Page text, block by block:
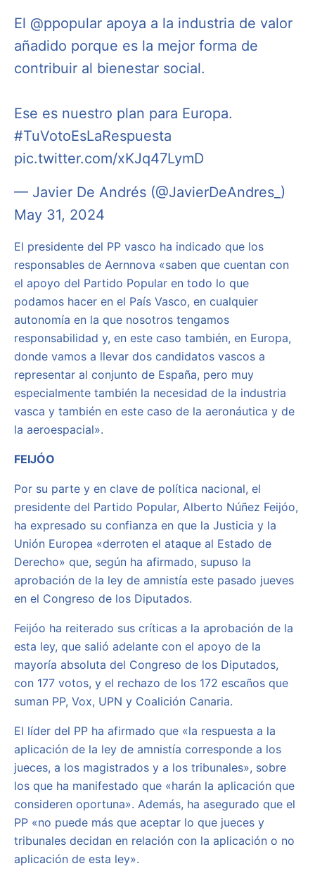
El @ppopular apoya a la industria de valor
añadido porque es la mejor forma de
contribuir al bienestar social.
Ese es nuestro plan para Europa.
#TuVotoEsLaRespuesta
pic.twitter.com/xKJq47LymD
— Javier De Andrés (@JavierDeAndres_)
May 31, 2024
El presidente del PP vasco ha indicado que los
responsables de Aernnova «saben que cuentan con
el apoyo del Partido Popular en todo lo que
podamos hacer en el País Vasco, en cualquier
autonomía en la que nosotros tengamos
responsabilidad y, en este caso también, en Europa,
donde vamos a llevar dos candidatos vascos a
representar al conjunto de España, pero muy
especialmente también la necesidad de la industria
vasca y también en este caso de la aeronáutica y de
la aeroespacial».
FEIJÓO
Por su parte y en clave de política nacional, el
presidente del Partido Popular, Alberto Núñez Feijóo,
ha expresado su confianza en que la Justicia y la
Unión Europea «derroten el ataque al Estado de
Derecho» que, según ha afirmado, supuso la
aprobación de la ley de amnistía este pasado jueves
en el Congreso de los Diputados.
Feijóo ha reiterado sus críticas a la aprobación de la
esta ley, que salió adelante con el apoyo de la
mayoría absoluta del Congreso de los Diputados,
con 177 votos, y el rechazo de los 172 escaños que
suman PP, Vox, UPN y Coalición Canaria.
El líder del PP ha afirmado que «la respuesta a la
aplicación de la ley de amnistía corresponde a los
jueces, a los magistrados y a los tribunales», sobre
los que ha manifestado que «harán la aplicación que
consideren oportuna». Además, ha asegurado que el
PP «no puede más que aceptar lo que jueces y
tribunales decidan en relación con la aplicación o no
aplicación de esta ley».